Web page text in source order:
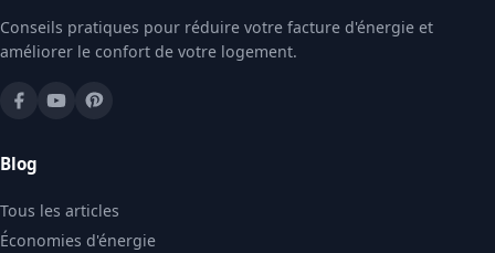
Conseils pratiques pour réduire votre facture d'énergie et
améliorer le confort de votre logement.
Blog
Tous les articles
Économies d'énergie